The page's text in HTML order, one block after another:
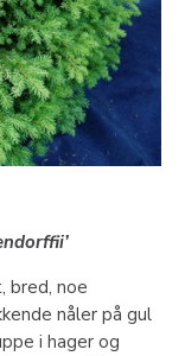
bred, noe
nåler på gul
i hager og